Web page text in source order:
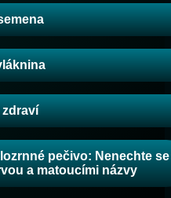
zdraví
pečivo: Nenechte se
a matoucími názvy